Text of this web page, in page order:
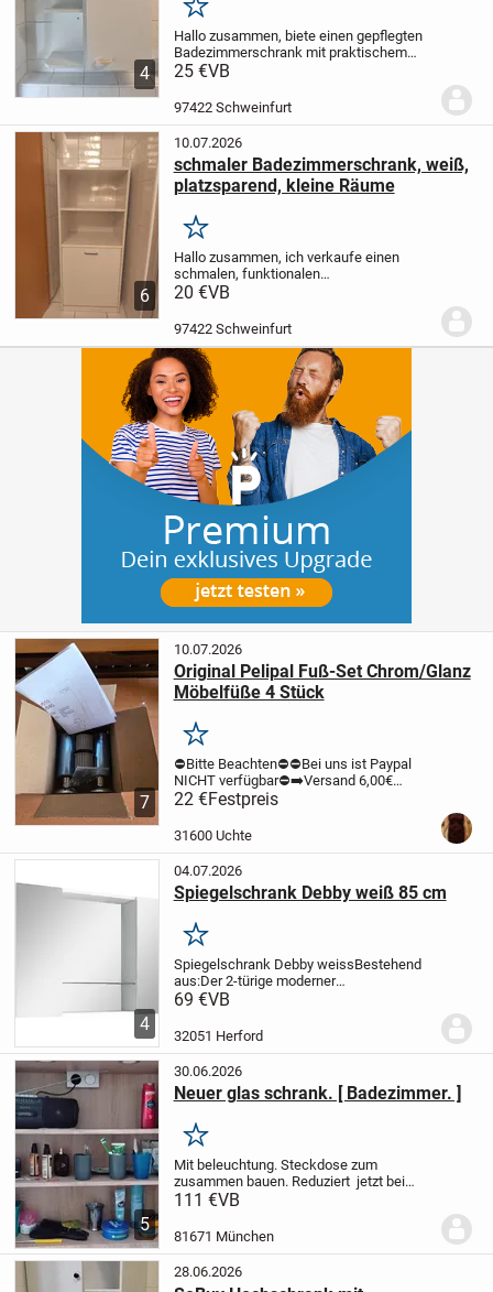
4
Merken
Hallo zusammen, biete einen gepflegten
Badezimmerschrank mit praktischem
Stauraum.
verfügt über:1 Türfach mit mehreren...
25 €VB
97422 Schweinfurt
6
10.07.2026
schmaler Badezimmerschrank, weiß,
platzsparend, kleine Räume
Merken
Hallo zusammen, ich verkaufe einen
schmalen, funktionalen
Badezimmerschrank in der Farbe weiß.
Räume oder Nischen und bietet trotz
20 €VB
97422 Schweinfurt
7
10.07.2026
Original Pelipal Fuß-Set Chrom/Glanz
Möbelfüße 4 Stück
Merken
⛔️Bitte Beachten⛔️⛔️Bei uns ist Paypal
NICHT verfügbar⛔️➡️Versand 6,00€
versichert mit Hermes. Zahlung per
Überweisung möglich ⬅️
4er Set Pelipal Möbel Füße erstehen.
22 €Festpreis
31600 Uchte
4
04.07.2026
Spiegelschrank Debby weiß 85 cm
Merken
Spiegelschrank Debby weissBestehend
aus:Der 2-türige moderner
Spiegelschrank bietet durch seine Breite
welcher nicht zuletzt durch die 4
69 €VB
32051 Herford
5
30.06.2026
Neuer glas schrank. [ Badezimmer. ]
Merken
Mit beleuchtung. Steckdose zum
zusammen bauen. Reduziert jetzt bei
abhollung. nur noch 50. Euro.bar geld. In
versand möglich. Zu viele kg schwer.
111 €VB
81671 München
28.06.2026